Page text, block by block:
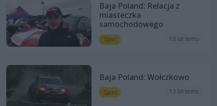
Baja Poland: Relacja z
miasteczka
samochodowego
Sport 13 lat temu
Baja Poland: Wołczkowo
Sport 13 lat temu